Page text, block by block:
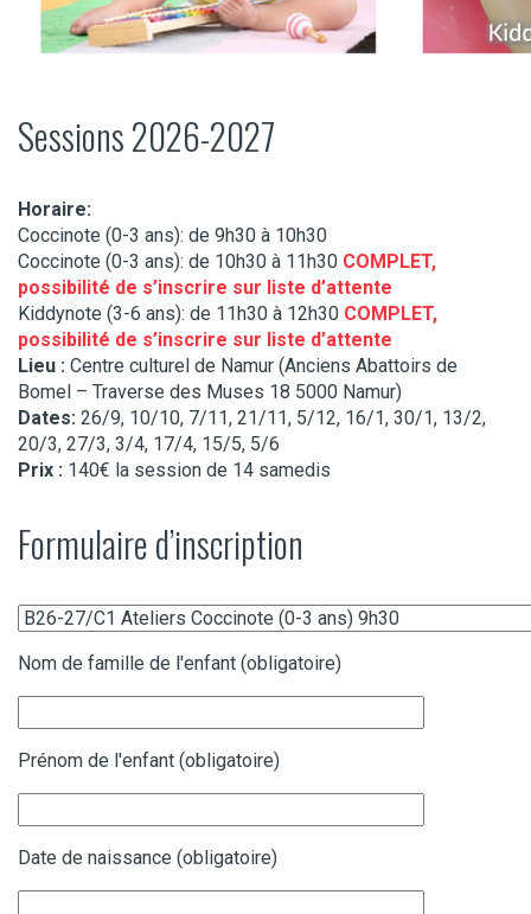
Sessions 2026-2027
Horaire:
Coccinote (0-3 ans): de 9h30 à 10h30
Coccinote (0-3 ans): de 10h30 à 11h30 COMPLET,
possibilité de s’inscrire sur liste d’attente
Kiddynote (3-6 ans): de 11h30 à 12h30 COMPLET,
possibilité de s’inscrire sur liste d’attente
Lieu : Centre culturel de Namur (Anciens Abattoirs de
Bomel – Traverse des Muses 18 5000 Namur)
Dates: 26/9, 10/10, 7/11, 21/11, 5/12, 16/1, 30/1, 13/2,
20/3, 27/3, 3/4, 17/4, 15/5, 5/6
Prix : 140€ la session de 14 samedis
Formulaire d’inscription
Nom de famille de l'enfant (obligatoire)
Prénom de l'enfant (obligatoire)
Date de naissance (obligatoire)